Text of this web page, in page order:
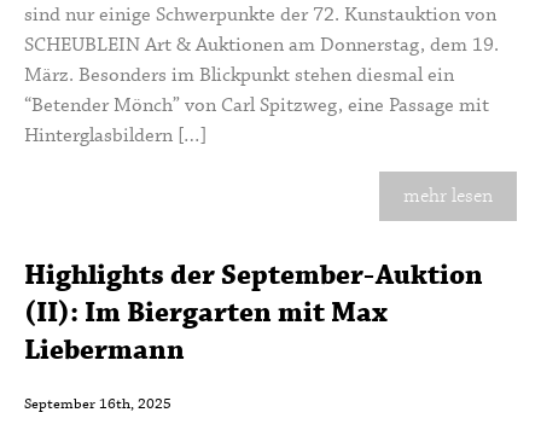
sind nur einige Schwerpunkte der 72. Kunstauktion von
SCHEUBLEIN Art & Auktionen am Donnerstag, dem 19.
März. Besonders im Blickpunkt stehen diesmal ein
“Betender Mönch” von Carl Spitzweg, eine Passage mit
Hinterglasbildern […]
mehr lesen
Highlights der September-Auktion
(II): Im Biergarten mit Max
Liebermann
September 16th, 2025